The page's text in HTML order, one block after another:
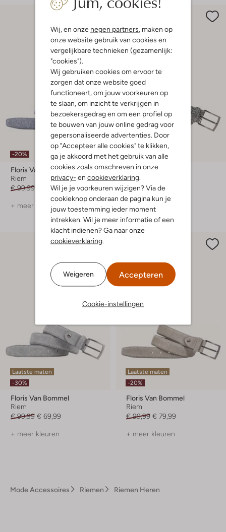
Wij, en onze negen partners , maken op
onze website gebruik van cookies en
vergelijkbare technieken (gezamenlijk:
"cookies").
Wij gebruiken cookies om ervoor te
zorgen dat onze website goed
functioneert, om jouw voorkeuren op
te slaan, om inzicht te verkrijgen in
bezoekersgedrag en om een profiel op
te bouwen van jouw online gedrag voor
gepersonaliseerde advertenties. Door
op "Accepteer alle cookies" te klikken,
ga je akkoord met het gebruik van alle
cookies zoals omschreven in onze
privacy- en cookieverklaring
Wil je je voorkeuren wijzigen? Via de
cookieknop onderaan de pagina kun je
jouw toestemming ieder moment
intrekken. Wil je meer informatie of een
klacht indienen? Ga naar onze
cookieverklaring
Weigeren Accepteren
Cookie-instellingen
-20%
Floris Van Bommel
Riem
€ 99,99
€ 79,99
+ meer kleuren
-30%
Floris Van Bommel
Riem
€ 99,99 € 69,99
+ meer kleuren
Laatste maten
-30%
Floris Van Bommel
Riem
€ 99,99 € 69,99
+ meer kleuren
Laatste maten
-20%
Floris Van Bommel
Riem
€ 99,99 € 79,99
+ meer kleuren
Mode Accessoires Riemen Riemen Heren